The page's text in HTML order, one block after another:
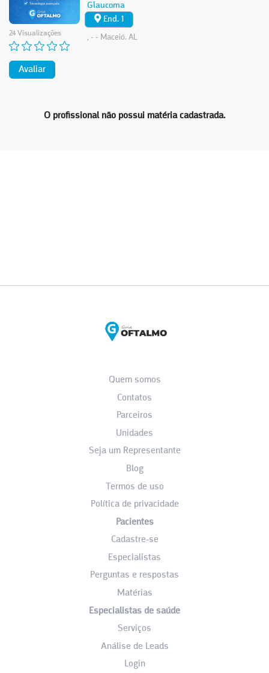
24 Visualizações
Avaliar
Glaucoma
End. 1
, - - Maceió. AL
O profissional não possui matéria cadastrada.
Quem somos
Contatos
Parceiros
Unidades
Seja um Representante
Blog
Termos de uso
Política de privacidade
Pacientes
Cadastre-se
Especialistas
Perguntas e respostas
Matérias
Especialistas de saúde
Serviços
Análise de Leads
Login